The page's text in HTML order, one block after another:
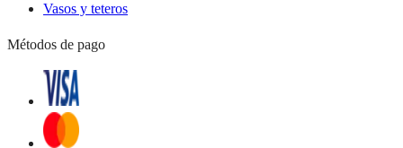
Vasos y teteros
Métodos de pago